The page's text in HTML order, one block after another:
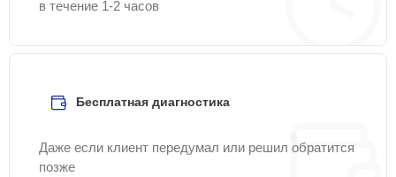
в течение 1-2 часов
Бесплатная диагностика
Даже если клиент передумал или решил обратится
позже